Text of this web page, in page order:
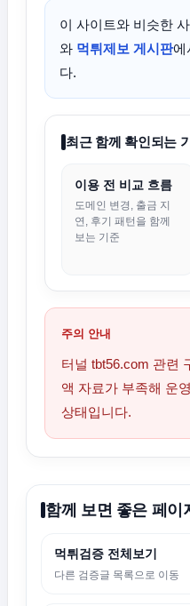
이 사이트와 비슷한
와 먹튀제보 게시판에
다.
최근 함께 확인되는
이용 전 비교 흐름
도메인 변경, 출금 지
연, 후기 패턴을 함께
보는 기준
주의 안내
터널 tbt56.com 관련
액 자료가 부족해 운
상태입니다.
함께 보면 좋은 페이
먹튀검증 전체보기
다른 검증글 목록으로 이동